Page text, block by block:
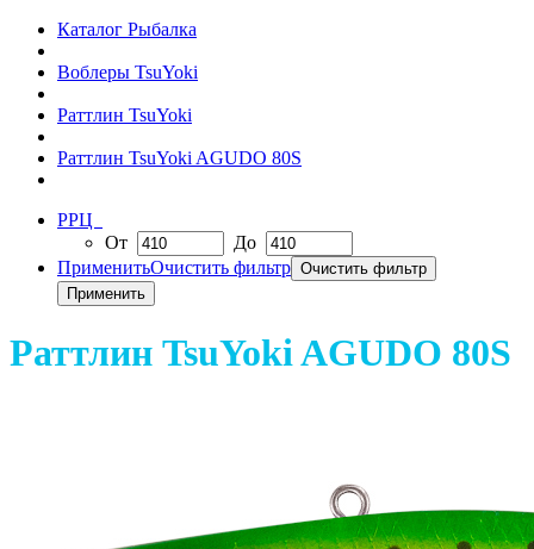
Каталог Рыбалка
Воблеры TsuYoki
Раттлин TsuYoki
Раттлин TsuYoki AGUDO 80S
РРЦ
От
До
ПрименитьОчистить фильтр
Раттлин TsuYoki AGUDO 80S